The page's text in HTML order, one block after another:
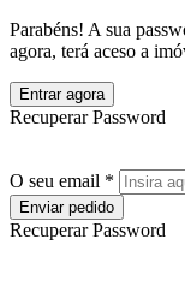
Parabéns! A sua
agora, terá aceso a
Entrar agora
Recuperar Password
O seu email *
Enviar pedido
Recuperar Password